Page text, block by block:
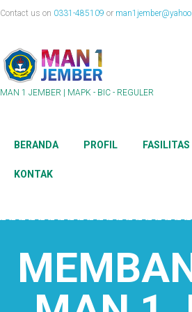
Contact us on 0331-485109 or
MAN 1 JEMBER | MAPK - BIC - REGULER
BERANDA PROFIL FASILITAS
KONTAK